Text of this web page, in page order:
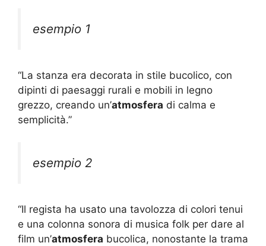
esempio 1
“La stanza era decorata in stile bucolico, con
dipinti di paesaggi rurali e mobili in legno
grezzo, creando un’atmosfera di calma e
semplicità.”
esempio 2
“Il regista ha usato una tavolozza di colori tenui
e una colonna sonora di musica folk per dare al
film un’atmosfera bucolica, nonostante la trama